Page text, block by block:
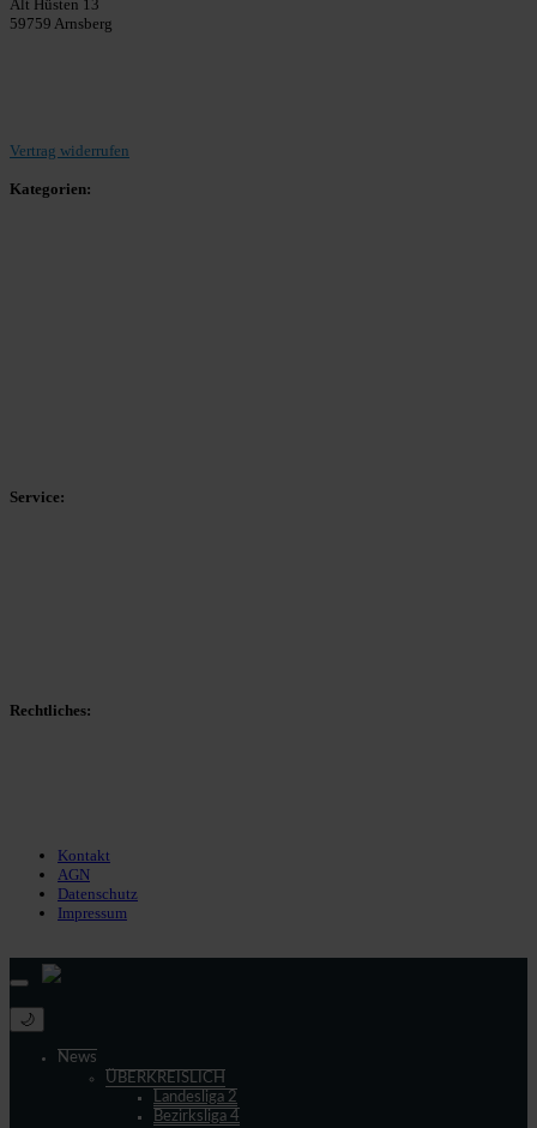
Alt Hüsten 13
59759 Arnsberg
Vertrag widerrufen
Kategorien:
Service:
Rechtliches:
Kontakt
AGN
Datenschutz
Impressum
🌙
News
ÜBERKREISLICH
Landesliga 2
Bezirksliga 4